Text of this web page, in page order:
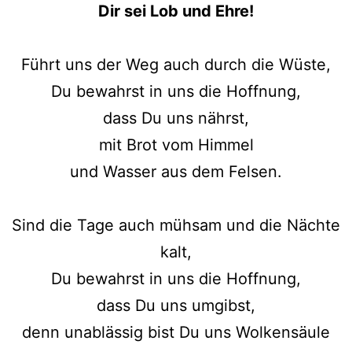
Dir sei Lob und Ehre!
Führt uns der Weg auch durch die Wüste,
Du bewahrst in uns die Hoffnung,
dass Du uns nährst,
mit Brot vom Himmel
und Wasser aus dem Felsen.
Sind die Tage auch mühsam und die Nächte
kalt,
Du bewahrst in uns die Hoffnung,
dass Du uns umgibst,
denn unablässig bist Du uns Wolkensäule